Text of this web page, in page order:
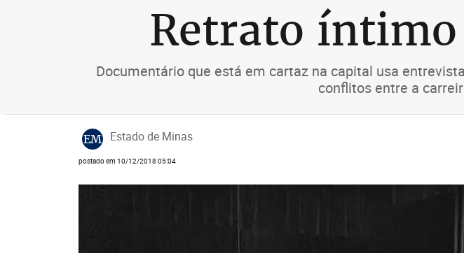
Retrato
Documentário que está em cartaz na capital usa
conflitos entre a
EM Estado de Minas
postado em 10/12/2018 05:04